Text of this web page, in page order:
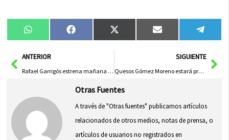
Compartir
en
WhatsAppCompartir
en
FacebookCompartir
en
X
(Twitter)
Compartir
en
Email
en
AntANTERIOR
Rafael Garrigós estrena mañana vestuarios y escenografía para Crazy Love
SIGUIENTE
Quesos Gómez Moreno estará presente la feria Summer Fancy Food
Otras Fuentes
A través de "Otras fuentes" publicamos artículos
relacionados de otros medios, notas de prensa, o
artículos de usuarios no registrados en